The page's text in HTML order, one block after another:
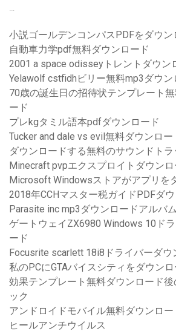
…
小説ゴールデンコンパスPDFをダウン
自動車力学pdf無料ダウンロード
2001 a space odisseyトレントダウン
Yelawolf cstfidhビリー無料mp3ダウン
70歳の誕生日の招待状テンプレート
ード
プレkgタミル語本pdfダウンロード
Tucker and dale vs evil無料ダウンロー
ダウンロードする無料のサウンドトラ
Minecraft pvpエクスプロイトダウンロ
Microsoft Windowsストアがアプリを
2018年CCHマスター税ガイドPDFダ
Parasite inc mp3ダウンロードアルバ
ゲートウェイZX6980 Windows 10ド
ード
Focusrite scarlett 18i8ドライバーダウ
私のPCにGTAバイスシティをダウンロ
効果テンプレート無料ダウンロード
ック
アンドロイドモバイル無料ダウンロ
ヒールアンチウイルス